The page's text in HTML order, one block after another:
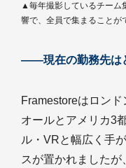
▲毎年撮影しているチーム
響で、全員で集まることが
――現在の勤務先は
Framestoreはロン
オールとアメリカ3
ル・VRと幅広く手
スが置かれました